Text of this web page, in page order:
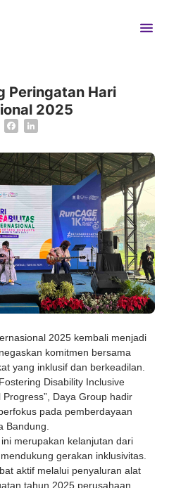
Peringatan Hari
2025
WhatsApp
Facebook
2025 kembali menjadi
komitmen bersama
yang inklusif dan berkeadilan.
Disability Inclusive
Daya Group hadir
pada pemberdayaan
Bandung.
merupakan kelanjutan dari
gerakan inklusivitas.
aktif melalui penyaluran alat
tahun 2025 perusahaan